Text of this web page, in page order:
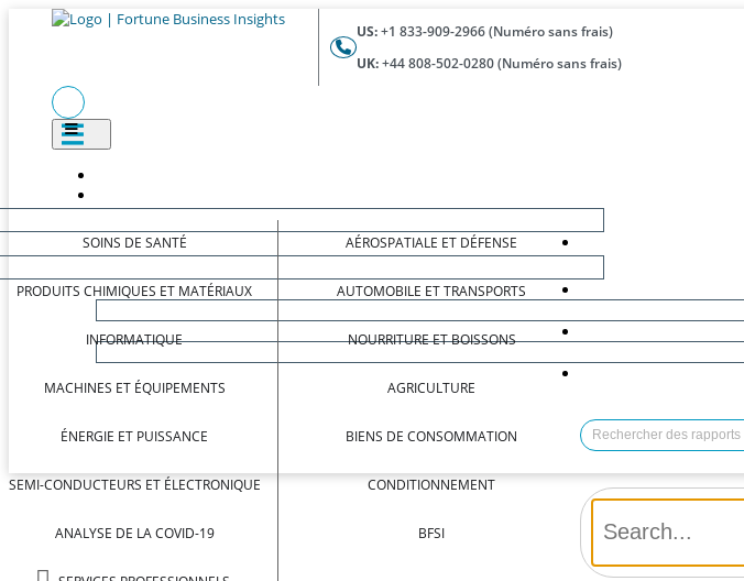
US:+1 833-909-2966 (Numéro sans frais)
UK:+44 808-502-0280 (Numéro sans frais)
SOINS DE SANTÉ
PRODUITS CHIMIQUES ET MATÉRIAUX
INFORMATIQUE
MACHINES ET ÉQUIPEMENTS
ÉNERGIE ET PUISSANCE
SEMI-CONDUCTEURS ET ÉLECTRONIQUE
ANALYSE DE LA COVID-19
AÉROSPATIALE ET DÉFENSE
AUTOMOBILE ET TRANSPORTS
NOURRITURE ET BOISSONS
AGRICULTURE
BIENS DE CONSOMMATION
CONDITIONNEMENT
BFSI